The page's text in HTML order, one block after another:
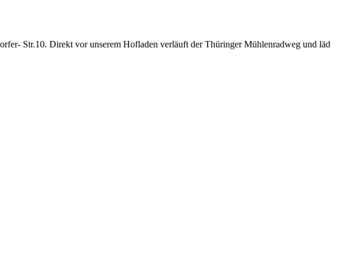
Str.10. Direkt vor unserem Hofladen verläuft der Thüringer Mühlenradweg und läd